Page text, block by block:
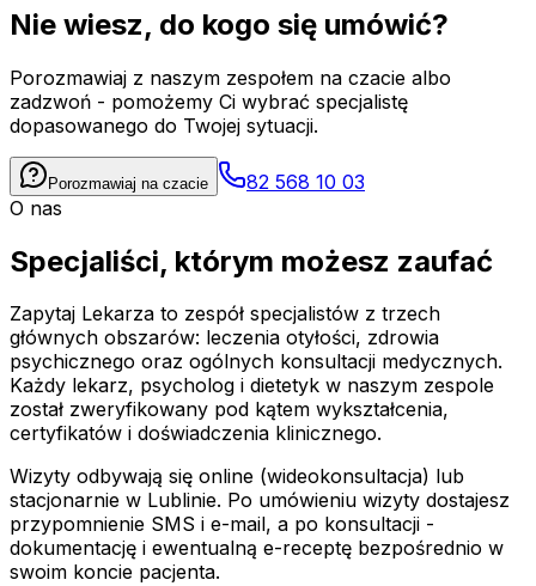
Nie wiesz, do kogo się umówić?
Porozmawiaj z naszym zespołem na czacie albo
zadzwoń - pomożemy Ci wybrać specjalistę
dopasowanego do Twojej sytuacji.
Porozmawiaj na czacie
82 568 10 03
O nas
Specjaliści, którym możesz zaufać
Zapytaj Lekarza to zespół specjalistów z trzech
głównych obszarów: leczenia otyłości, zdrowia
psychicznego oraz ogólnych konsultacji medycznych.
Każdy lekarz, psycholog i dietetyk w naszym zespole
został zweryfikowany pod kątem wykształcenia,
certyfikatów i doświadczenia klinicznego.
Wizyty odbywają się online (wideokonsultacja) lub
stacjonarnie w Lublinie. Po umówieniu wizyty dostajesz
przypomnienie SMS i e-mail, a po konsultacji -
dokumentację i ewentualną e-receptę bezpośrednio w
swoim koncie pacjenta.